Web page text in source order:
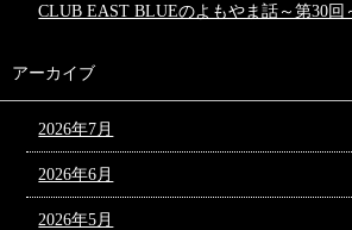
CLUB EAST BLUEのよもやま話～第30回
アーカイブ
2026年7月
2026年6月
2026年5月